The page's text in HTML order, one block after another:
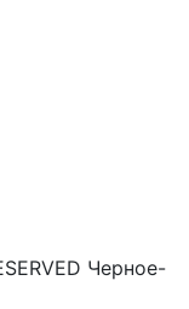
Черное-